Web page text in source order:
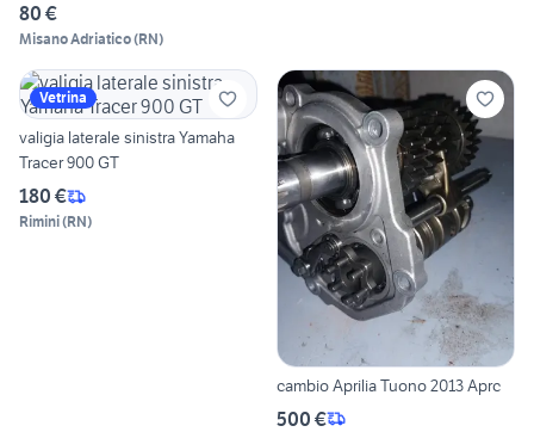
80 €
Misano Adriatico(RN)
Vetrina
valigia laterale sinistra Yamaha
Tracer 900 GT
180 €
Rimini(RN)
cambio Aprilia Tuono 2013 Aprc
500 €